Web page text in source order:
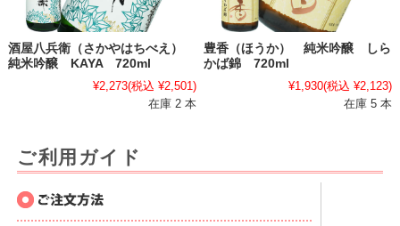
酒屋八兵衛（さかやはちべえ）
純米吟醸 KAYA 720ml
¥2,273(税込 ¥2,501)
在庫 2 本
豊香（ほうか） 純米吟醸 しら
かば錦 720ml
¥1,930(税込 ¥2,123)
在庫 5 本
ご利用ガイド